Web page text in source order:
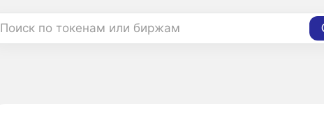
Поиск по токенам или биржам